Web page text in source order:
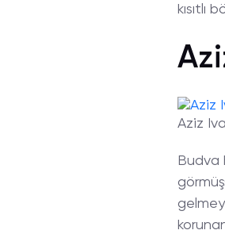
kısıtlı
Aziz
Budva